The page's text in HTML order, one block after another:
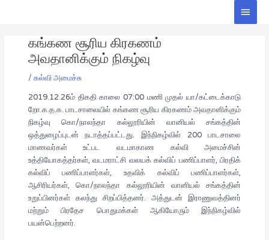
Main
கங்கண சூரிய கிரகணம்
அவதானிக்கும் நிகழ்வு
/ கல்வி அமைச்சு
2019.12.26ம் திகதி காலை 07:00 மணி முதல் யா/கட்டைக்காடு
றோ.க.த.க. பாடசாலையில் கங்கண சூரிய கிரகணம் அவதானிக்கும்
நிகழ்வு கொ/நாலந்தா கல்லூரியின் வானியல் சங்கத்தின்
ஒத்துழைப்புடன் நடாத்தப்பட்டது. இந்நிகழ்வில் 200 பாடசாலை
மாணவர்கள் உட்பட வடமாகாண கல்வி அமைச்சின்
உத்தியோகத்தர்கள், வடமராட்சி வலயக் கல்விப் பணிப்பாளர், பிரதிக்
கல்விப் பணிப்பாளர்கள், உதவிக் கல்விப் பணிப்பாளர்கள்,
ஆசிரியர்கள், கொ/நாலந்தா கல்லூரியின் வானியல் சங்கத்தின்
உறுப்பினர்கள் கலந்து சிறப்பித்தனர். அத்துடன் இராணுவத்தினர்
மற்றும் பிரதேச பொதுமக்கள் ஆகியோரும் இந்நிகழ்வில்
பயன்பெற்றனர்.
navigation